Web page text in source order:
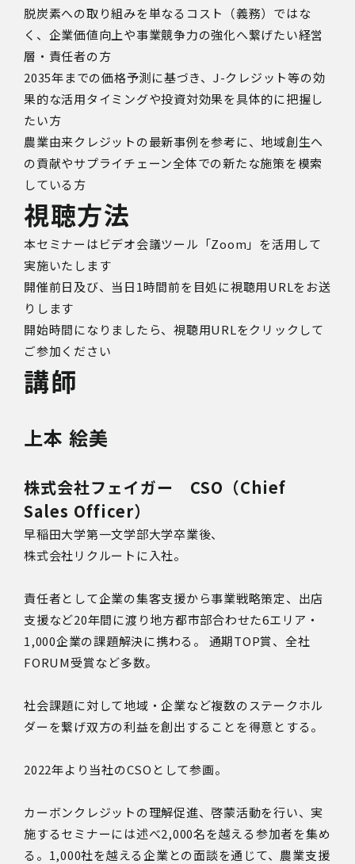
脱炭素への取り組みを単なるコスト（義務）ではな
く、企業価値向上や事業競争力の強化へ繋げたい経営
層・責任者の方
2035年までの価格予測に基づき、J-クレジット等の効
果的な活用タイミングや投資対効果を具体的に把握し
たい方
農業由来クレジットの最新事例を参考に、地域創生へ
の貢献やサプライチェーン全体での新たな施策を模索
している方
視聴方法
本セミナーはビデオ会議ツール「Zoom」を活用して
実施いたします
開催前日及び、 当日1時間前を目処に視聴用URLをお送
りします
開始時間になりましたら、視聴用URLをクリックして
ご参加ください
講師
上本 絵美
株式会社フェイガー CSO（Chief
Sales Officer）
早稲田大学第一文学部大学卒業後、
株式会社リクルートに入社。
責任者として企業の集客支援から事業戦略策定、出店
支援など20年間に渡り地方都市部合わせた6エリア・
1,000企業の課題解決に携わる。 通期TOP賞、全社
FORUM受賞など多数。
社会課題に対して地域・企業など複数のステークホル
ダーを繋げ双方の利益を創出することを得意とする。
2022年より当社のCSOとして参画。
カーボンクレジットの理解促進、啓蒙活動を行い、実
施するセミナーには述べ2,000名を越える参加者を集め
る。1,000社を越える企業との面談を通じて、農業支援